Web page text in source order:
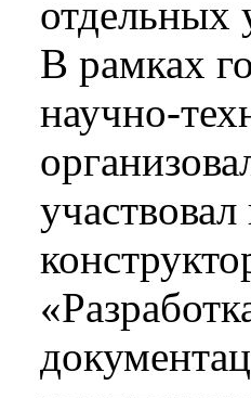
отдельных
В рамках
научно-